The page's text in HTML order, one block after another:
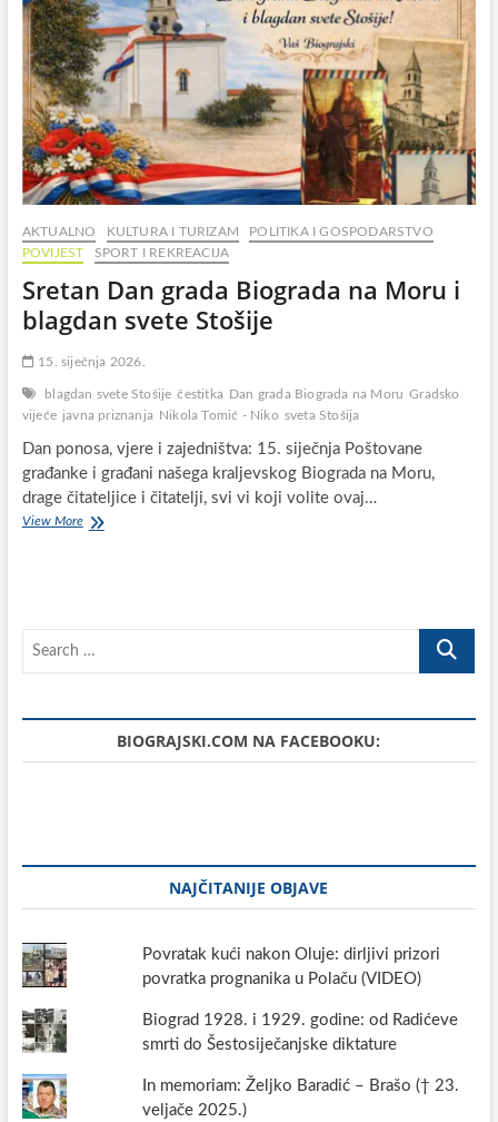
AKTUALNO KULTURA I TURIZAM
POLITIKA I GOSPODARSTVO
POVIJEST
SPORT I REKREACIJA
Sretan Dan grada Biograda na Moru i
blagdan svete Stošije
15. siječnja 2026.
blagdan svete Stošije čestitka Dan grada Biograda na Moru Gradsko
vijeće javna priznanja Nikola Tomić - Niko sveta Stošija
Dan ponosa, vjere i zajedništva: 15. siječnja Poštovane
građanke i građani našega kraljevskog Biograda na Moru,
drage čitateljice i čitatelji, svi vi koji volite ovaj…
View MoreSretan
blagdan
Search
BIOGRAJSKI.COM NA FACEBOOKU:
NAJČITANIJE OBJAVE
Povratak kući nakon Oluje: dirljivi prizori
povratka prognanika u Polaču (VIDEO)
Biograd 1928. i 1929. godine: od Radićeve
smrti do Šestosiječanjske diktature
In memoriam: Željko Baradić – Brašo († 23.
veljače 2025.)